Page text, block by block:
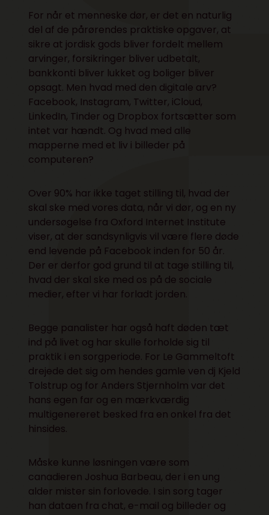
For når et menneske dør, er det en naturlig
del af de pårørendes praktiske opgaver, at
sikre at jordisk gods bliver fordelt mellem
arvinger, forsikringer bliver udbetalt,
bankkonti bliver lukket og boliger bliver
opsagt. Men hvad med den digitale arv?
Facebook, Instagram, Twitter, iCloud,
LinkedIn, Tinder og Dropbox fortsætter som
intet var hændt. Og hvad med alle
mapperne med et liv i billeder på
computeren?
Over 90% har ikke taget stilling til, hvad der
skal ske med vores data, når vi dør, og en ny
undersøgelse fra Oxford Internet Institute
viser, at der sandsynligvis vil være flere døde
end levende på Facebook inden for 50 år.
Der er derfor god grund til at tage stilling til,
hvad der skal ske med os på de sociale
medier, efter vi har forladt jorden.
Begge panalister har også haft døden tæt
ind på livet og har skulle forholde sig til
praktik i en sorgperiode. For Le Gammeltoft
drejede det sig om hendes gamle ven dj Kjeld
Tolstrup og for Anders Stjernholm var det
hans egen far og en mærkværdig
multigenereret besked fra en onkel fra det
hinsides.
Måske kunne løsningen være som
canadieren Joshua Barbeau, der i en ung
alder mister sin forlovede. I sin sorg tager
han dataen fra chat, e-mail og billeder og